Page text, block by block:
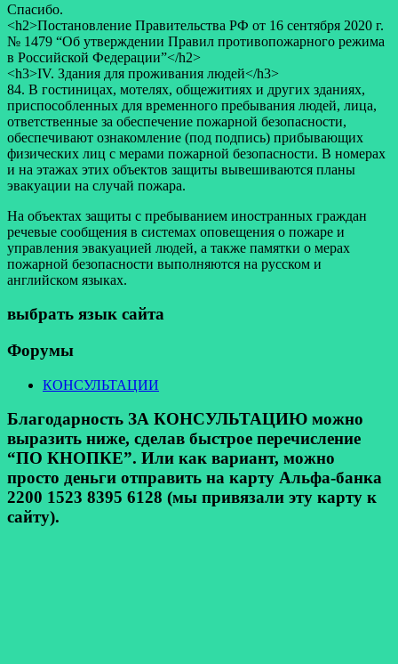
Спасибо.
<h2>Постановление Правительства РФ от 16 сентября 2020 г.
№ 1479 “Об утверждении Правил противопожарного режима
в Российской Федерации”</h2>
<h3>IV. Здания для проживания людей</h3>
84. В гостиницах, мотелях, общежитиях и других зданиях,
приспособленных для временного пребывания людей, лица,
ответственные за обеспечение пожарной безопасности,
обеспечивают ознакомление (под подпись) прибывающих
физических лиц с мерами пожарной безопасности. В номерах
и на этажах этих объектов защиты вывешиваются планы
эвакуации на случай пожара.
На объектах защиты с пребыванием иностранных граждан
речевые сообщения в системах оповещения о пожаре и
управления эвакуацией людей, а также памятки о мерах
пожарной безопасности выполняются на русском и
английском языках.
выбрать язык сайта
Форумы
КОНСУЛЬТАЦИИ
Благодарность ЗА КОНСУЛЬТАЦИЮ можно
выразить ниже, сделав быстрое перечисление
“ПО КНОПКЕ”. Или как вариант, можно
просто деньги отправить на карту Альфа-банка
2200 1523 8395 6128 (мы привязали эту карту к
сайту).